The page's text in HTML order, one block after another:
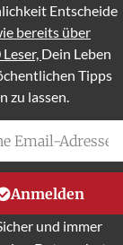
Entscheide
bereits über
Dein Leben
Tipps
zu lassen.
Anmelden
und immer